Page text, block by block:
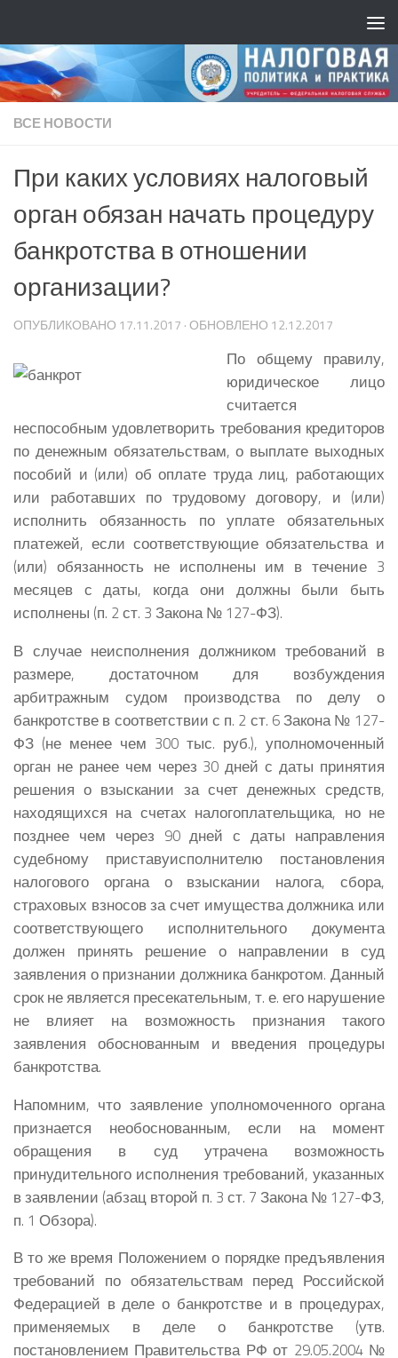
ВСЕ НОВОСТИ
При каких условиях налоговый
орган обязан начать процедуру
банкротства в отношении
организации?
ОПУБЛИКОВАНО 17.11.2017 · ОБНОВЛЕНО 12.12.2017
По общему правилу,
юридическое лицо
считается
неспособным удовлетворить требования кредиторов
по денежным обязательствам, о выплате выходных
пособий и (или) об оплате труда лиц, работающих
или работавших по трудовому договору, и (или)
исполнить обязанность по уплате обязательных
платежей, если соответствующие обязательства и
(или) обязанность не исполнены им в течение 3
месяцев с даты, когда они должны были быть
исполнены (п. 2 ст. 3 Закона № 127-ФЗ).
В случае неисполнения должником требований в
размере, достаточном для возбуждения
арбитражным судом производства по делу о
банкротстве в соответствии с п. 2 ст. 6 Закона № 127-
ФЗ (не менее чем 300 тыс. руб.), уполномоченный
орган не ранее чем через 30 дней с даты принятия
решения о взыскании за счет денежных средств,
находящихся на счетах налогоплательщика, но не
позднее чем через 90 дней с даты направления
судебному приставуисполнителю постановления
налогового органа о взыскании налога, сбора,
страховых взносов за счет имущества должника или
соответствующего исполнительного документа
должен принять решение о направлении в суд
заявления о признании должника банкротом. Данный
срок не является пресекательным, т. е. его нарушение
не влияет на возможность признания такого
заявления обоснованным и введения процедуры
банкротства.
Напомним, что заявление уполномоченного органа
признается необоснованным, если на момент
обращения в суд утрачена возможность
принудительного исполнения требований, указанных
в заявлении (абзац второй п. 3 ст. 7 Закона № 127-ФЗ,
п. 1 Обзора).
В то же время Положением о порядке предъявления
требований по обязательствам перед Российской
Федерацией в деле о банкротстве и в процедурах,
применяемых в деле о банкротстве (утв.
постановлением Правительства РФ от 29.05.2004 №